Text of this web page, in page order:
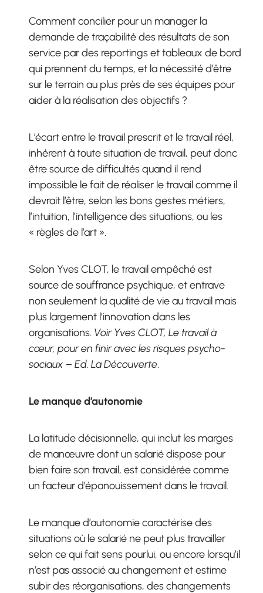
Comment concilier pour un manager la
demande de traçabilité des résultats de son
service par des reportings et tableaux de bord
qui prennent du temps, et la nécessité d’être
sur le terrain au plus près de ses équipes pour
aider à la réalisation des objectifs ?
L’écart entre le travail prescrit et le travail réel,
inhérent à toute situation de travail, peut donc
être source de difficultés quand il rend
impossible le fait de réaliser le travail comme il
devrait l’être, selon les bons gestes métiers,
l’intuition, l’intelligence des situations, ou les
« règles de l’art ».
Selon Yves CLOT, le travail empêché est
source de souffrance psychique, et entrave
non seulement la qualité de vie au travail mais
plus largement l’innovation dans les
organisations. Voir Yves CLOT, Le travail à
cœur, pour en finir avec les risques psycho-
sociaux – Ed. La Découverte.
Le manque d’autonomie
La latitude décisionnelle, qui inclut les marges
de manœuvre dont un salarié dispose pour
bien faire son travail, est considérée comme
un facteur d’épanouissement dans le travail.
Le manque d’autonomie caractérise des
situations où le salarié ne peut plus travailler
selon ce qui fait sens pourlui, ou encore lorsqu’il
n’est pas associé au changement et estime
subir des réorganisations, des changements